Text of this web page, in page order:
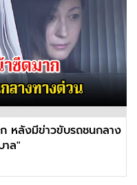
หลังมีข่าวขับรถชนกลาง
าล"